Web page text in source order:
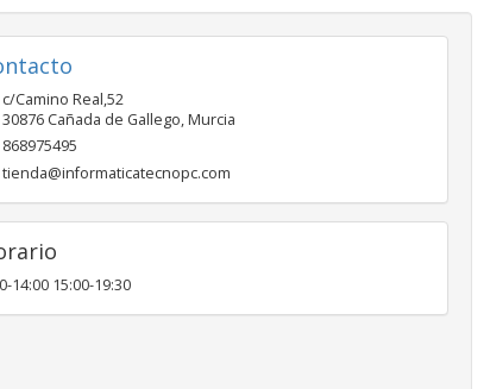
c/Camino Real,52
30876 Cañada de Gallego,Murcia
868975495
tienda@informaticatecnopc.com
14:00 15:00-19:30